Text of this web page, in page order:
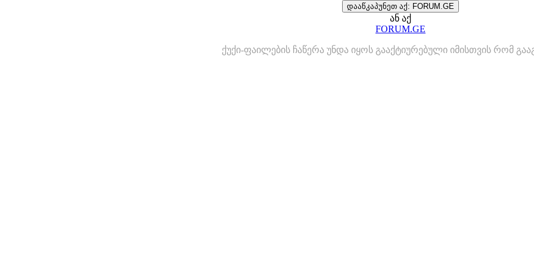
დააწკაპუნეთ აქ: FORUM.GE
ან აქ
FORUM.GE
ქუქი-ფაილების ჩაწერა უნდა იყოს გააქტიურებული იმისთვის რომ